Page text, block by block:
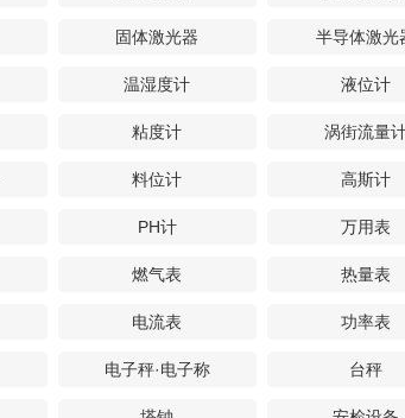
固体激光器 半导体激光
温湿度计 液位计
粘度计 涡街流量
料位计 高斯计
PH计 万用表
燃气表 热量表
电流表 功率表
电子秤·电子称 台秤